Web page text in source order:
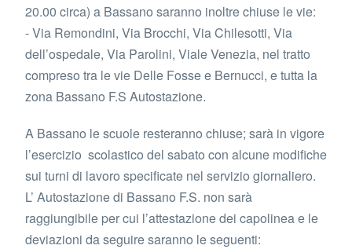
20.00 circa) a Bassano saranno inoltre chiuse le vie:
- Via Remondini, Via Brocchi, Via Chilesotti, Via
dell’ospedale, Via Parolini, Viale Venezia, nel tratto
compreso tra le vie Delle Fosse e Bernucci, e tutta la
zona Bassano F.S Autostazione.
A Bassano le scuole resteranno chiuse; sarà in vigore
l’esercizio scolastico del sabato con alcune modifiche
sui turni di lavoro specificate nel servizio giornaliero.
L’ Autostazione di Bassano F.S. non sarà
raggiungibile per cui l’attestazione dei capolinea e le
deviazioni da seguire saranno le seguenti: